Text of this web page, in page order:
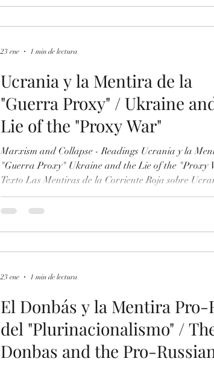
126479473 ... Marc Marginedas (Otras Noticias) -Espías y
Ucrania y la Mentira de la
"Guerra Proxy" / Ukraine
Lie of the "Proxy War"
Marxism and Collapse - Readings Ucrania y la Mentira de la
"Guerra Proxy" Ukraine and the Lie of the "Proxy
Texto Las Mentiras de la Corriente Roja sobre
Caso del Traidor Ángel Luis Parra / The Lies of the
Current about Ukraine. The Case of the Traitor
de-la-Corriente-Roja-sobre-Ucrania-El-Caso-del-
“proxy”...
23 ene 1 min de lectura
El Donbás y la Mentira Pro-
del "Plurinacionalismo" /
Donbas and the Pro-
23 ene 1 min de lectura